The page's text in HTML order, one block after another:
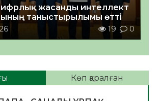
жасанды интеллект
таныстырылымы өтті
19 0
Көп қаралған